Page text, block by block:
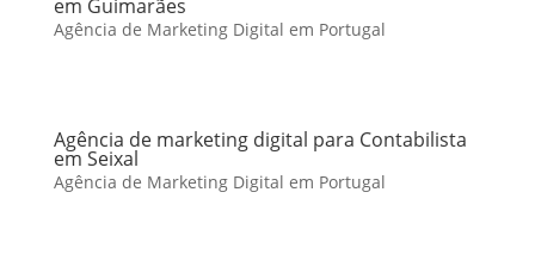
em Guimarães
Agência de Marketing Digital em Portugal
Agência de marketing digital para Contabilista
em Seixal
Agência de Marketing Digital em Portugal